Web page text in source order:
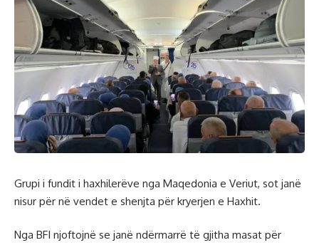
Grupi i fundit i haxhilerëve nga Maqedonia e Veriut, sot janë
nisur për në vendet e shenjta për kryerjen e Haxhit.
Nga BFI njoftojnë se janë ndërmarrë të gjitha masat për